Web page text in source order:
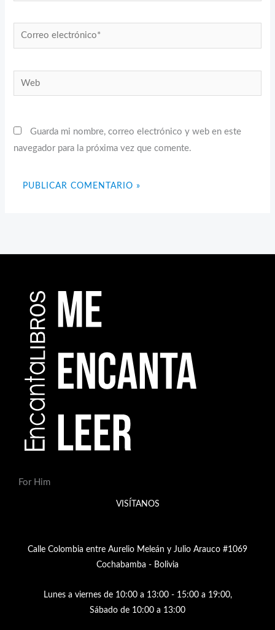
Correo
electrónico*
Web
Guarda mi nombre, correo electrónico y web en este
navegador para la próxima vez que comente.
For Him
VISÍTANOS
Calle Colombia entre Aurelio Meleán y Julio Arauco #1069
Cochabamba - Bolivia
Lunes a viernes de 10:00 a 13:00 - 15:00 a 19:00,
Sábado de 10:00 a 13:00